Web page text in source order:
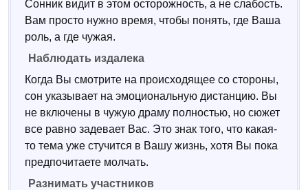
Сонник видит в этом осторожность, а не слабость.
Вам просто нужно время, чтобы понять, где Ваша
роль, а где чужая.
Наблюдать издалека
Когда Вы смотрите на происходящее со стороны,
сон указывает на эмоциональную дистанцию. Вы
не включены в чужую драму полностью, но сюжет
все равно задевает Вас. Это знак того, что какая-
то тема уже стучится в Вашу жизнь, хотя Вы пока
предпочитаете молчать.
Разнимать участников